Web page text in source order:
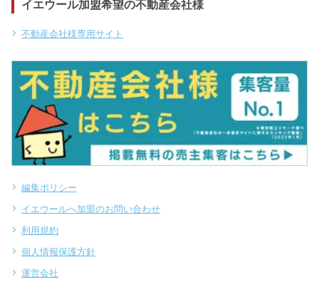
イエウール加盟希望の不動産会社様
不動産会社様専用サイト
編集ポリシー
イエウールへ加盟のお問い合わせ
利用規約
個人情報保護方針
運営会社